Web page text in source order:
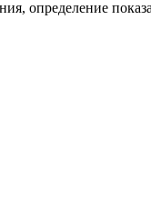
определение